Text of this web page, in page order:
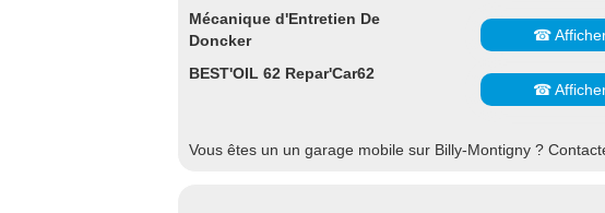
Mécanique d'Entretien De
Doncker
☎
BEST'OIL 62 Repar'Car62
☎
Vous êtes un un garage mobile sur Billy-Montigny ?